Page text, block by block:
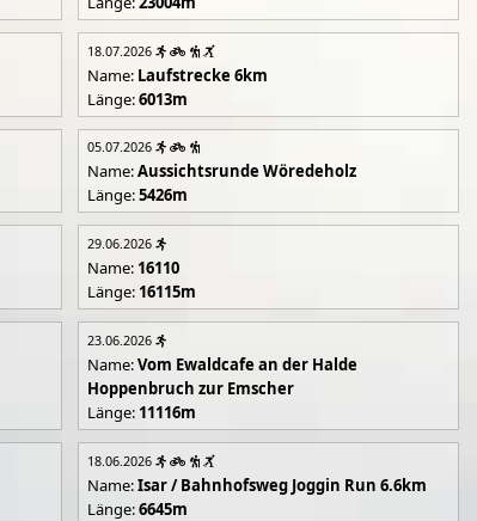
18.07.2026
Name: Laufstrecke 6km
Länge:6013m
05.07.2026
Name:Aussichtsrunde Wöredeholz
Länge:5426m
29.06.2026
Name: 16110
Länge: 16115m
23.06.2026
Name:Vom Ewaldcafe an der Halde
Hoppenbruch zur Emscher
Länge: 11116m
18.06.2026
Name:Isar / Bahnhofsweg Joggin Run 6.6km
Länge:6645m